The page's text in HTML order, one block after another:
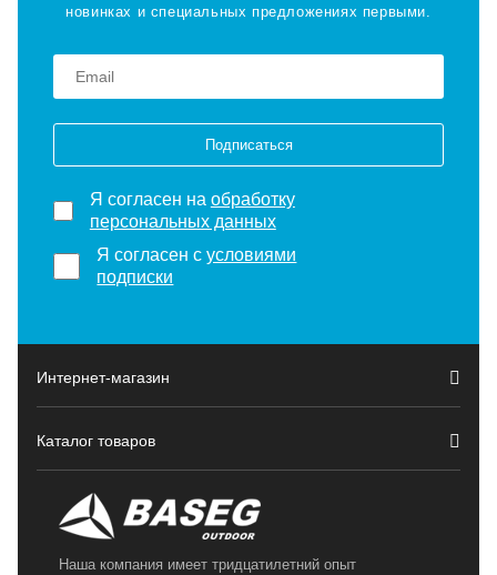
новинках и специальных предложениях первыми.
Подписаться
Я согласен на обработку
персональных данных
Я согласен сусловиями
подписки
Интернет-магазин
Каталог товаров
Наша компания имеет тридцатилетний опыт